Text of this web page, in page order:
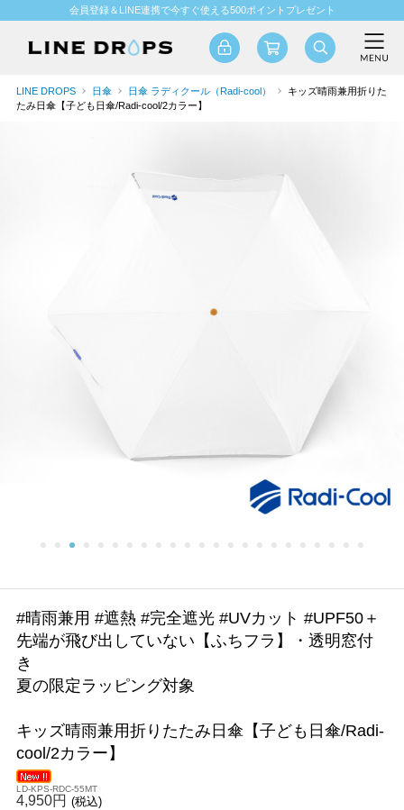
会員登録＆LINE連携で今すぐ使える500ポイントプレゼント
LINE DROPS 日傘 日傘 ラディクール（Radi-cool）
キッズ晴雨兼用折りた
たみ日傘【子ども日傘/Radi-cool/2カラー】
#晴雨兼用 #遮熱 #完全遮光 #UVカット #UPF50＋
先端が飛び出していない【ふちフラ】・透明窓付
き
夏の限定ラッピング対象
キッズ晴雨兼用折りたたみ日傘【子ども日傘/Radi-
cool/2カラー】
LD-KPS-RDC-55MT
4,950円 (税込)